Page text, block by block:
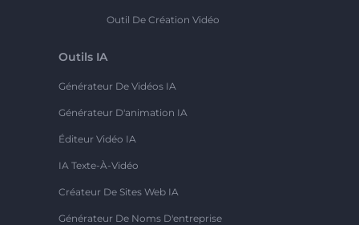
Outil De Création Vidéo
Outils IA
Générateur De Vidéos IA
Générateur D'animation IA
Éditeur Vidéo IA
IA Texte-À-Vidéo
Créateur De Sites Web IA
Générateur De Noms D'entreprise